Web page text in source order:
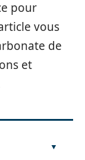
pour
vous
de
et